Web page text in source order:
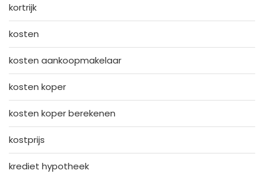
kortrijk
kosten
kosten aankoopmakelaar
kosten koper
kosten koper berekenen
kostprijs
krediet hypotheek